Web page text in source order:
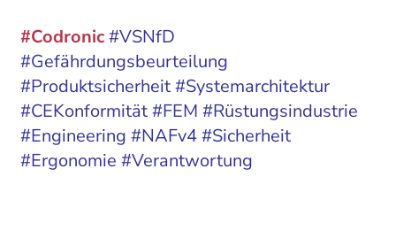
#Codronic#VSNfD
#Gefährdungsbeurteilung
#Produktsicherheit #Systemarchitektur
#CEKonformität #FEM #Rüstungsindustrie
#Engineering #NAFv4 #Sicherheit
#Ergonomie #Verantwortung